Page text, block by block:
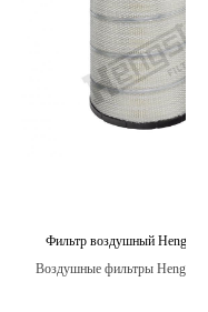
Фильтр воздушный Hengst
Воздушные фильтры Hengst